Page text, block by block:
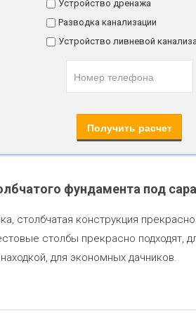
Устройство дренажа
Разводка канализации
Устройство ливневой
фундамента под
столбчатая конструкция
столбы прекрасно подходят,
для экономных дачников.